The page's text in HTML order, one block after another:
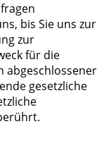
bis Sie uns zur
zur
für die
abgeschlossener
gesetzliche